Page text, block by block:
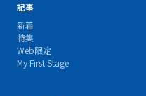
記事
新着
特集
Web限定
My First Stage